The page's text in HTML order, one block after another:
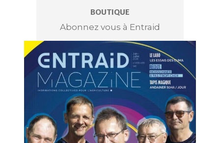
BOUTIQUE
Abonnez vous à Entraid